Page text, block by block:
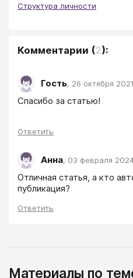
Структура личности
Комментарии (2):
Гость, 26 октября
Спасибо за статью!
Ответить
Анна, 03 февраля 2024
Отличная статья, а кто
публикация?
Ответить
Материалы по